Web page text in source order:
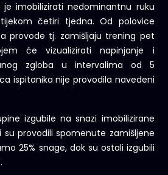
je imobilizirati nedominantnu ruku
četiri tjedna. Od polovice
provode tj. zamišljaju trening pet
će vizualizirati napinjanje i
zgloba u intervalima od 5
ispitanika nije provodila navedeni
izgubile na snazi imobilizirane
su provodili spomenute zamišljene
25% snage, dok su ostali izgubili